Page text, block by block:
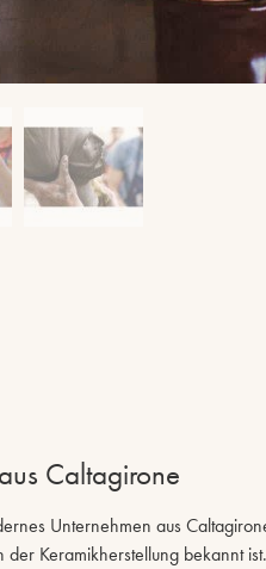
Caltagirone
Unternehmen aus
der Keramikherstellung bekannt